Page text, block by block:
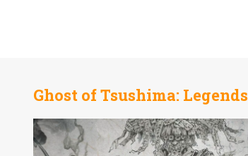
Ghost of Tsushima: Legends